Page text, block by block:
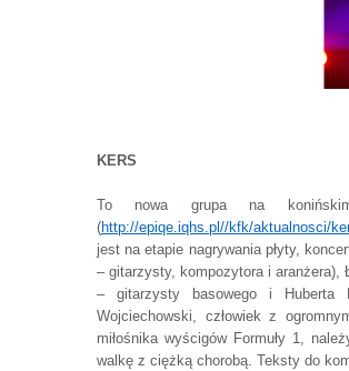
KERS
To nowa grupa na
(http://epiqe.iqhs.pl//kfk/aktualnosci/
jest na etapie nagrywania płyty,
– gitarzysty, kompozytora i aranżera),
– gitarzysty basowego i Huberta
Wojciechowski, człowiek z
miłośnika wyścigów Formuły 1,
walkę z ciężką chorobą. Teksty do